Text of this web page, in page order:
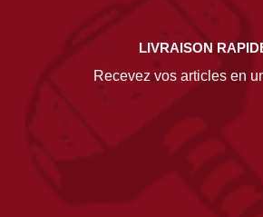
LIVRAISON
Recevez vos articles en